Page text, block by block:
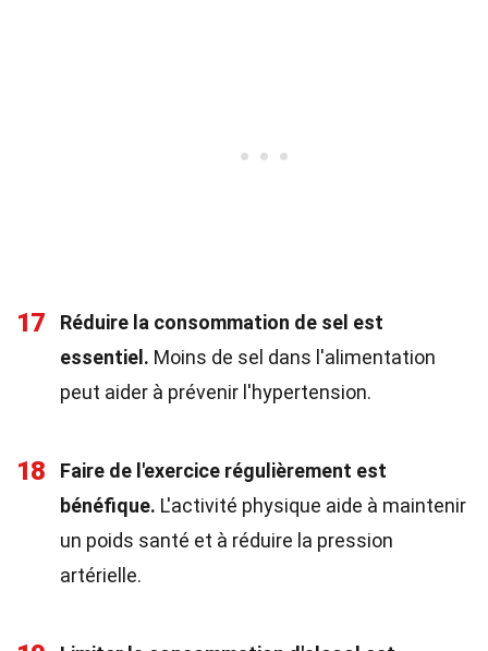
17
Réduire la consommation de sel est
essentiel. Moins de sel dans l'alimentation
peut aider à prévenir l'hypertension.
18
Faire de l'exercice régulièrement est
bénéfique. L'activité physique aide à maintenir
un poids santé et à réduire la pression
artérielle.